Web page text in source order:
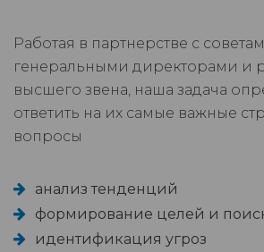
Работая в партнерстве с
генеральными директорами и
высшего звена, наша задача
ответить на их самые важные
вопросы
анализ тенденций
формирование целей и
идентификация угроз